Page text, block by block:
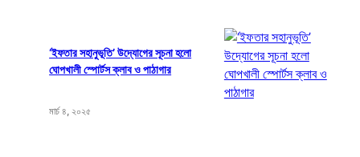
‘ইফতার সহানুভূতি’ উদ্যোগের সূচনা হলো
ঘোপখালী স্পোর্টস ক্লাব ও পাঠাগার
মার্চ ৪, ২০২৫